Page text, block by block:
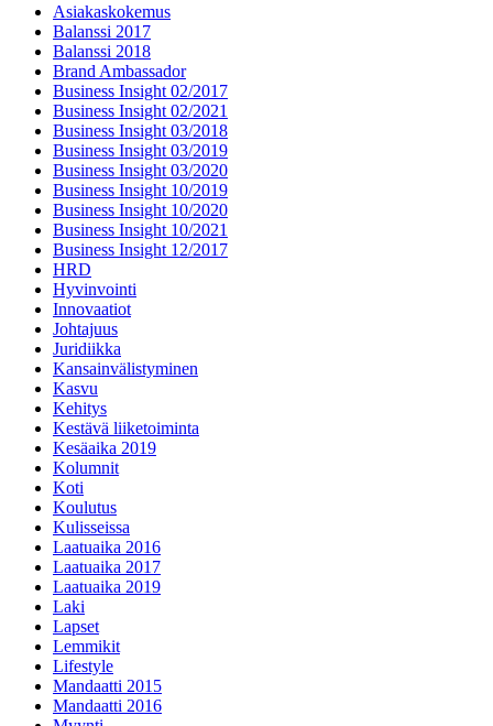
Asiakaskokemus
Balanssi 2017
Balanssi 2018
Brand Ambassador
Business Insight 02/2017
Business Insight 02/2021
Business Insight 03/2018
Business Insight 03/2019
Business Insight 03/2020
Business Insight 10/2019
Business Insight 10/2020
Business Insight 10/2021
Business Insight 12/2017
HRD
Hyvinvointi
Innovaatiot
Johtajuus
Juridiikka
Kansainvälistyminen
Kasvu
Kehitys
Kestävä liiketoiminta
Kesäaika 2019
Kolumnit
Koti
Koulutus
Kulisseissa
Laatuaika 2016
Laatuaika 2017
Laatuaika 2019
Laki
Lapset
Lemmikit
Lifestyle
Mandaatti 2015
Mandaatti 2016